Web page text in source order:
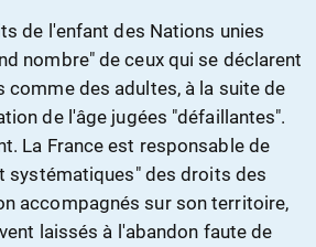
de l'enfant des Nations unies
nombre" de ceux qui se déclarent
comme des adultes, à la suite de
de l'âge jugées "défaillantes".
La France est responsable de
systématiques" des droits des
accompagnés sur son territoire,
laissés à l'abandon faute de